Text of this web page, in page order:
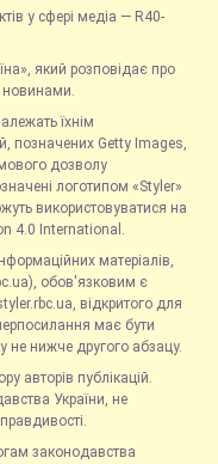
у сфері медіа — R40-
який розповідає про
новинами.
їхнім
позначених Getty Images,
дозволу
логотипом «Styler»
використовуватися на
4.0 International.
матеріалів,
обов'язковим є
відкритого для
має бути
не нижче другого абзацу.
авторів публікацій.
України, не
законодавства